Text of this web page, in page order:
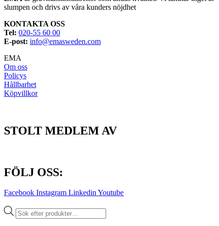
slumpen och drivs av våra kunders nöjdhet
KONTAKTA OSS
Tel: 020-55 60 00
E-post: info@emasweden.com
EMA
Om oss
Policys
Hållbarhet
Köpvillkor
STOLT MEDLEM AV
FÖLJ OSS:
Facebook Instagram LinkedinYoutube
Produktsökning